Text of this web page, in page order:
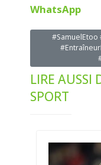
WhatsApp
#SamuelEtoo
LIRE AUSSI
SPORT